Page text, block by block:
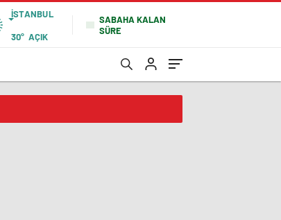
İSTANBUL
30° AÇIK
SABAHA KALAN
SÜRE